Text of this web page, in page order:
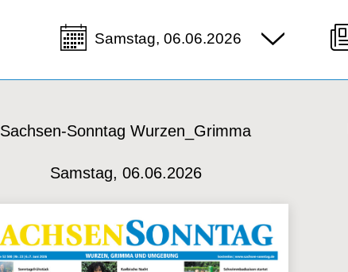
Samstag, 06.06.2026
Sachsen-Sonntag Wurzen_Grimma
Samstag, 06.06.2026